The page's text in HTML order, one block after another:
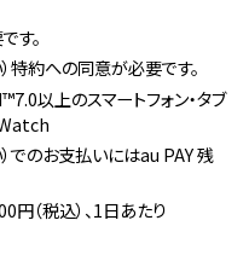
す。
）特約への同意が必要です。